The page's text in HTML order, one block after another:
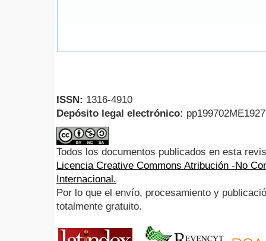
ISSN: 1316-4910
Depósito legal electrónico:
Todos los documentos publicados en esta
Licencia Creative Commons Atribución -No
Internacional.
Por lo que el envío, procesamiento y
totalmente gratuito.